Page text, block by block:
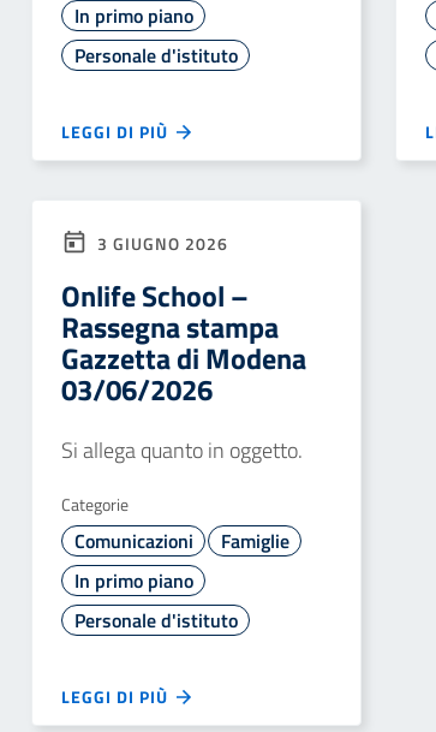
In primo piano
Personale d'istituto
LEGGI DI PIÙ
3 GIUGNO 2026
Onlife School –
Rassegna stampa
Gazzetta di Modena
03/06/2026
Si allega quanto in oggetto.
Categorie
Comunicazioni
Famiglie
In primo piano
Personale d'istituto
LEGGI DI PIÙ